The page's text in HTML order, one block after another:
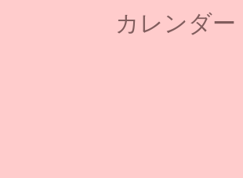
カレンダー